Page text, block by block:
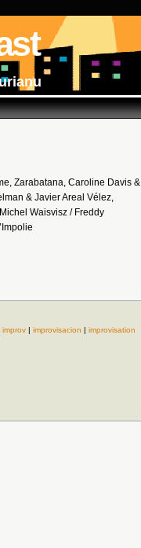
Zarabatana, Caroline Davis &
& Javier Areal Vélez,
Waisvisz / Freddy
improv | improvisacion | improvisation